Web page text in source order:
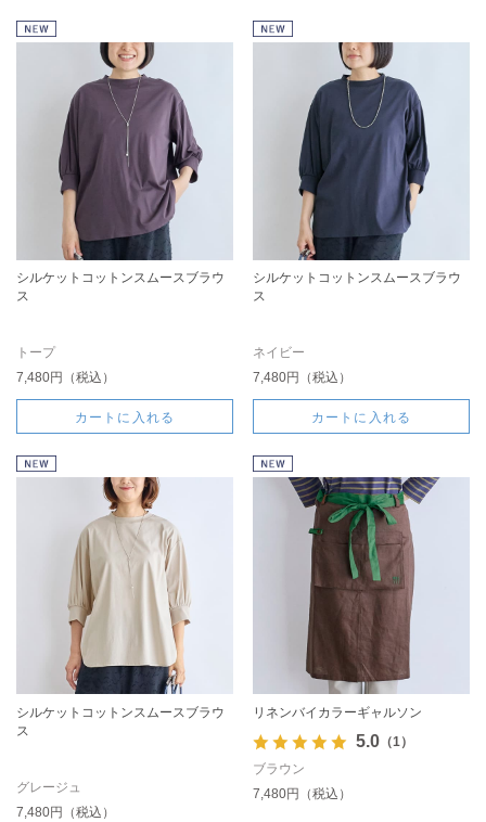
シルケットコットンスムースブラウ
ス
トープ
7,480円（税込）
カートに入れる
シルケットコットンスムースブラウ
ス
ネイビー
7,480円（税込）
カートに入れる
シルケットコットンスムースブラウ
ス
グレージュ
7,480円（税込）
リネンバイカラーギャルソン
5.0（1）
ブラウン
7,480円（税込）